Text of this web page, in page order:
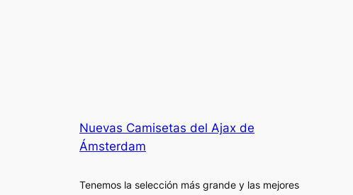
Nuevas Camisetas del Ajax de
Ámsterdam
Tenemos la selección más grande y las mejores